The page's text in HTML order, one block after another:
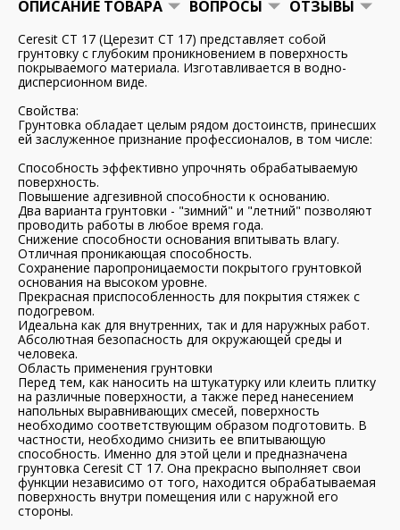
ОПИСАНИЕ ТОВАРА ВОПРОСЫ ОТЗЫВЫ
Ceresit CT 17 (Церезит CT 17) представляет собой
грунтовку с глубоким проникновением в поверхность
покрываемого материала. Изготавливается в водно-
дисперсионном виде.
Свойства:
Грунтовка обладает целым рядом достоинств, принесших
ей заслуженное признание профессионалов, в том числе:
Способность эффективно упрочнять обрабатываемую
поверхность.
Повышение адгезивной способности к основанию.
Два варианта грунтовки - "зимний" и "летний" позволяют
проводить работы в любое время года.
Снижение способности основания впитывать влагу.
Отличная проникающая способность.
Сохранение паропроницаемости покрытого грунтовкой
основания на высоком уровне.
Прекрасная приспособленность для покрытия стяжек с
подогревом.
Идеальна как для внутренних, так и для наружных работ.
Абсолютная безопасность для окружающей среды и
человека.
Область применения грунтовки
Перед тем, как наносить на штукатурку или клеить плитку
на различные поверхности, а также перед нанесением
напольных выравнивающих смесей, поверхность
необходимо соответствующим образом подготовить. В
частности, необходимо снизить ее впитывающую
способность. Именно для этой цели и предназначена
грунтовка Ceresit CT 17. Она прекрасно выполняет свои
функции независимо от того, находится обрабатываемая
поверхность внутри помещения или с наружной его
стороны.